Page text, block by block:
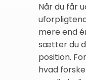
Når du får
mere end
sætter du
position.
hvad